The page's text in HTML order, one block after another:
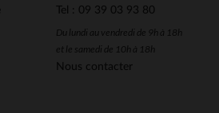
Tel : 09 39 03 93 80
Du lundi au vendredi de 9h à 18h
et le samedi de 10h à 18h
Nous contacter